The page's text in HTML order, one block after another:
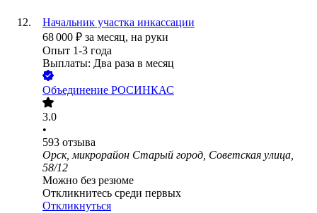
Начальник участка инкассации
68 000 ₽ за месяц, на руки
Опыт 1-3 года
Выплаты: Два раза в месяц
Объединение РОСИНКАС
3.0
•
593 отзыва
Орск, микрорайон Старый город, Советская улица,
58/12
Можно без резюме
Откликнитесь среди первых
Откликнуться